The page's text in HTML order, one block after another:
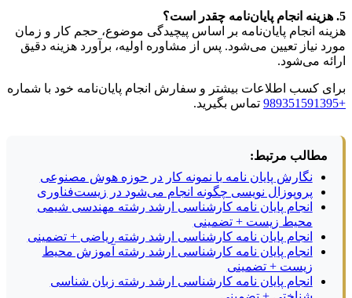
5. هزینه انجام پایان‌نامه چقدر است؟
هزینه انجام پایان‌نامه بر اساس پیچیدگی موضوع، حجم کار و زمان
مورد نیاز تعیین می‌شود. پس از مشاوره اولیه، برآورد هزینه دقیق
ارائه می‌شود.
برای کسب اطلاعات بیشتر و سفارش انجام پایان‌نامه خود با شماره
+989351591395
تماس بگیرید.
مطالب مرتبط:
نگارش پایان نامه با نمونه کار در حوزه هوش مصنوعی
پروپوزال نویسی چگونه انجام می‌شود در زیست‌فناوری
انجام پایان نامه کارشناسی ارشد رشته مهندسی شیمی
محیط زیست + تضمینی
انجام پایان نامه کارشناسی ارشد رشته ریاضی + تضمینی
انجام پایان نامه کارشناسی ارشد رشته آموزش محیط
زیست + تضمینی
انجام پایان نامه کارشناسی ارشد رشته زبان شناسی